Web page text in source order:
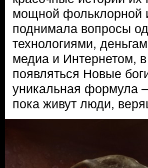
мощной фольклорной
поднимала вопросы
технологиями,
медиа и Интернетом, в
появляться Новые
уникальная формула
пока живут люди,